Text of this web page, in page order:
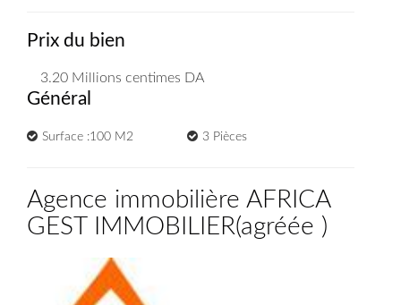
Prix du bien
3.20 Millions centimes DA
Général
Surface :100 M2 3 Pièces
Agence immobilière AFRICA
GEST IMMOBILIER(agréée )